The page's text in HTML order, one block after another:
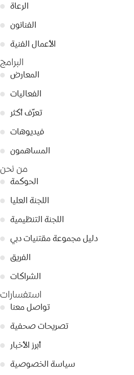
● الرعاة
● الفنانون
● الأعمال الفنية
البرامج
● المعارض
● الفعاليات
●
تعرّف أكثر
● فيديوهات
● المساهمون
من نحن
● الحوكمة
● اللجنة العليا
● اللجنة التنظيمية
● دليل مجموعة مقتنيات دبي
● الفريق
● الشراكات
استفسارات
● تواصل معنا
● تصريحات صحفية
●
أبرز الأخبار
● سياسة الخصوصية